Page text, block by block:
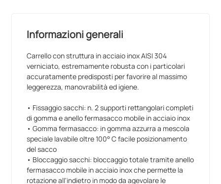
Informazioni generali
Carrello con struttura in acciaio inox AISI 304
verniciato, estremamente robusta con i particolari
accuratamente predisposti per favorire al massimo
leggerezza, manovrabilità ed igiene.
• Fissaggio sacchi: n. 2 supporti rettangolari completi
di gomma e anello fermasacco mobile in acciaio inox
• Gomma fermasacco: in gomma azzurra a mescola
speciale lavabile oltre 100° C facile posizionamento
del sacco
• Bloccaggio sacchi: bloccaggio totale tramite anello
fermasacco mobile in acciaio inox che permette la
rotazione all'indietro in modo da agevolare le